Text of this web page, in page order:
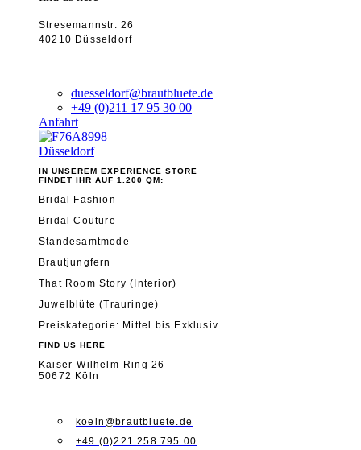
Stresemannstr. 26
40210 Düsseldorf
duesseldorf@brautbluete.de
+49 (0)211 17 95 30 00
Anfahrt
Düsseldorf
IN UNSEREM EXPERIENCE STORE
FINDET IHR AUF 1.200 QM:
Bridal Fashion
Bridal Couture
Standesamtmode
Brautjungfern
That Room Story (Interior)
Juwelblüte (Trauringe)
Preiskategorie: Mittel bis Exklusiv
FIND US HERE
Kaiser-Wilhelm-Ring 26
50672 Köln
koeln@brautbluete.de
+49 (0)221 258 795 00